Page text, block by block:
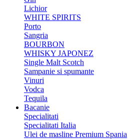
Lichior
WHITE SPIRITS
Porto
Sangria
BOURBON
WHISKY JAPONEZ
Single Malt Scotch
Sampanie si spumante
Vinuri
Vodca
Tequila
Bacanie
Specialitati
Specialitati Italia
Ulei de masline Premium Spania